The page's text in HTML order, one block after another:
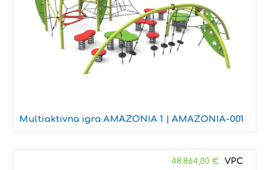
Multiaktivna igra AMAZONIA 1 | AMAZONIA-001
48.864,00 €